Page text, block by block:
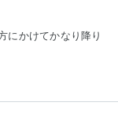
にかけてかなり降り